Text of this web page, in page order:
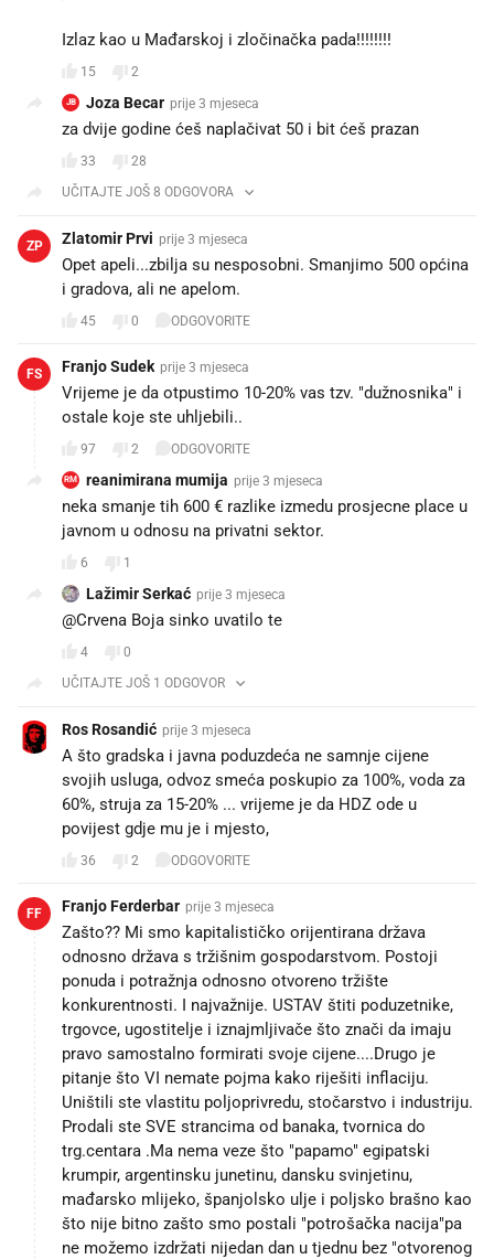
Izlaz kao u Mađarskoj i zločinačka pada!!!!!!!!
15 2
JB Joza Becar prije 3 mjeseca
za dvije godine ćeš naplačivat 50 i bit ćeš prazan
33
28
UČITAJTE JOŠ 8 ODGOVORA
ZP Zlatomir Prvi prije 3 mjeseca
Opet apeli...zbilja su nesposobni. Smanjimo 500 općina
i gradova, ali ne apelom.
45 0 ODGOVORITE
FS Franjo Sudek prije 3 mjeseca
Vrijeme je da otpustimo 10-20% vas tzv. "dužnosnika" i
ostale koje ste uhljebili..
97 2 ODGOVORITE
RM reanimirana mumija prije 3 mjeseca
neka smanje tih 600 € razlike izmedu prosjecne place u
javnom u odnosu na privatni sektor.
6 1
Lažimir Serkać prije 3 mjeseca
@Crvena Boja sinko uvatilo te
4
0
UČITAJTE JOŠ 1 ODGOVOR
Ros Rosandić prije 3 mjeseca
A što gradska i javna poduzdeća ne samnje cijene
svojih usluga, odvoz smeća poskupio za 100%, voda za
60%, struja za 15-20% ... vrijeme je da HDZ ode u
povijest gdje mu je i mjesto,
36 2 ODGOVORITE
FF Franjo Ferderbar prije 3 mjeseca
Zašto?? Mi smo kapitalističko orijentirana država
odnosno država s tržišnim gospodarstvom. Postoji
ponuda i potražnja odnosno otvoreno tržište
konkurentnosti. I najvažnije. USTAV štiti poduzetnike,
trgovce, ugostitelje i iznajmljivače što znači da imaju
pravo samostalno formirati svoje cijene....Drugo je
pitanje što VI nemate pojma kako riješiti inflaciju.
Uništili ste vlastitu poljoprivredu, stočarstvo i industriju.
Prodali ste SVE strancima od banaka, tvornica do
trg.centara .Ma nema veze što "papamo" egipatski
krumpir, argentinsku junetinu, dansku svinjetinu,
mađarsko mlijeko, španjolsko ulje i poljsko brašno kao
što nije bitno zašto smo postali "potrošačka nacija"pa
ne možemo izdržati nijedan dan u tjednu bez "otvorenog